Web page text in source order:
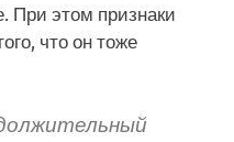
При этом признаки
что он тоже